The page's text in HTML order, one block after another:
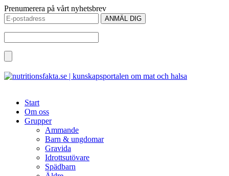
Prenumerera på vårt nyhetsbrev
Start
Om oss
Grupper
Ammande
Barn & ungdomar
Gravida
Idrottsutövare
Spädbarn